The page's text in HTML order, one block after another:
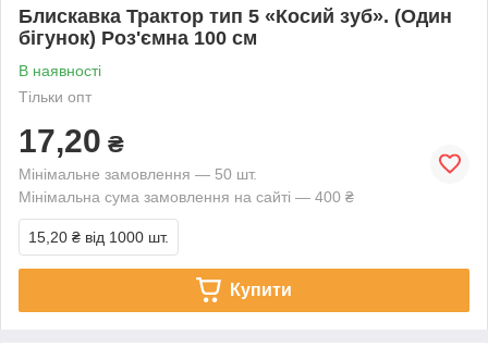
Блискавка Трактор тип 5 «Косий зуб». (Один
бігунок) Роз'ємна 100 см
В наявності
Тільки опт
17,20 ₴
Мінімальне замовлення — 50 шт.
Мінімальна сума замовлення на сайті — 400 ₴
15,20 ₴ від 1000 шт.
Купити